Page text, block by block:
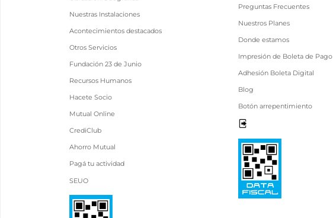
Nuestras Instalaciones
Acontecimientos destacados
Otros Servicios
Fundación 23 de Junio
Recursos Humanos
Hacete Socio
Mutual Online
CrediClub
Ahorro Mutual
Pagá tu actividad
SEUO
Preguntas Frecuentes
Nuestros Planes
Donde estamos
Impresión de Boleta de Pago
Adhesión Boleta Digital
Blog
Botón arrepentimiento